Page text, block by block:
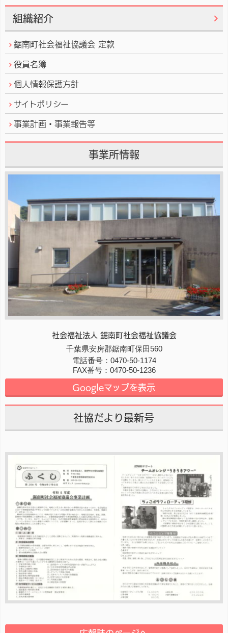
者:
南
町
社
会
祉
議
組織紹介
鋸南町社会福祉協議会 定款
役員名簿
個人情報保護方針
サイトポリシー
事業計画・事業報告等
事業所情報
社会福祉法人 鋸南町社会福祉協議会
〒299-1902
千葉県安房郡鋸南町保田560
電話番号： 0470-50-1174
FAX番号： 0470-50-1236
Googleマップを表示
社協だより最新号